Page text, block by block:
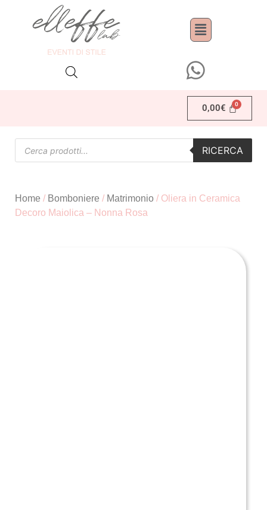
0,00€
RICERCA
Home / Bomboniere / Matrimonio / Oliera in Ceramica
Decoro Maiolica – Nonna Rosa